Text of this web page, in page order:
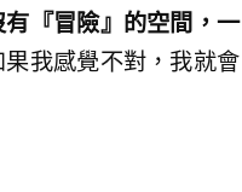
有『冒險』的空間，一
我感覺不對，我就會